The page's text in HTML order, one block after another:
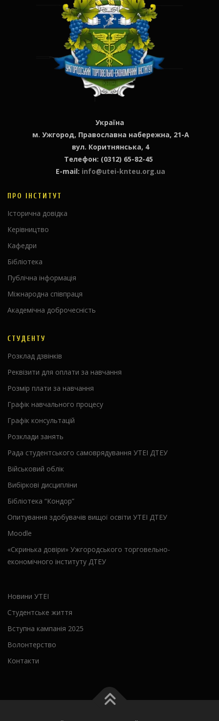
Україна
м. Ужгород, Православна набережна, 21-А
вул. Коритнянська, 4
Телефон: (0312) 65-82-45
E-mail: info@utei-knteu.org.ua
ПРО ІНСТИТУТ
Історична довідка
Керівництво
Кафедри
Бібліотека
Публічна інформація
Міжнародна співпраця
Академічна доброчесність
СТУДЕНТУ
Розклад дзвінків
Реквізити для оплати за навчання
Розмір плати за навчання
Графік навчального процесу
Графік консультацій
Розклади занять
Рада студентського самоврядування УТЕІ ДТЕУ
Військовий облік
Вибіркові дисципліни
Бібліотека “Кондор”
Опитування здобувачів вищої освіти УТЕІ ДТЕУ
Moodle
«Скринька довіри» Ужгородського торговельно-
економічного інституту ДТЕУ
Новини УТЕІ
Студентське життя
Вступна кампанія 2025
Волонтерство
Контакти